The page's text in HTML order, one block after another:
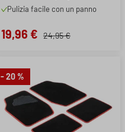
Pulizia facile con un panno
19,96 € 24,95 €
- 20 %